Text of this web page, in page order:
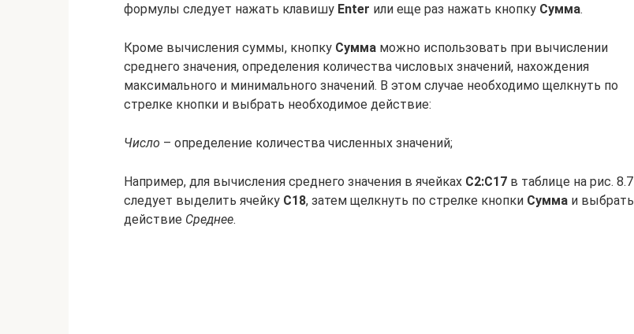
формулы следует нажать клавишу Enter или еще раз нажать кнопку Сумма.
Кроме вычисления суммы, кнопку Сумма можно использовать при вычислении
среднего значения, определения количества числовых значений, нахождения
максимального и минимального значений. В этом случае необходимо щелкнуть по
стрелке кнопки и выбрать необходимое действие:
Число – определение количества численных значений;
Например, для вычисления среднего значения в ячейках С2:С17 в таблице на рис. 8.7
следует выделить ячейку С18, затем щелкнуть по стрелке кнопки Сумма и выбрать
действие Среднее.